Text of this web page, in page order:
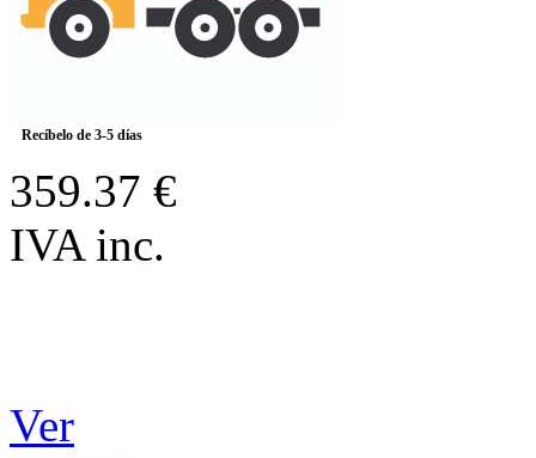
Recíbelo de 3-5 días
359.37 €
IVA inc.
Ver